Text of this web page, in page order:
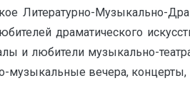
Литературно-Музыкально-
драматического
и любители музыкально-
музыкальные вечера,